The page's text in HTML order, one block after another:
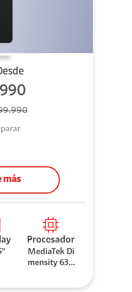
más
Procesador
MediaTek Di
mensity 630